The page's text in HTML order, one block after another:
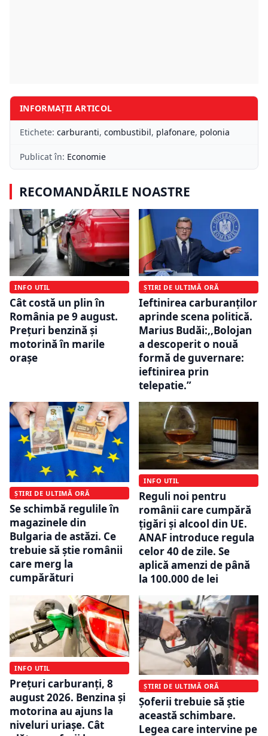
INFORMAȚII ARTICOL
Etichete: carburanti, combustibil, plafonare, polonia
Publicat în: Economie
RECOMANDĂRILE NOASTRE
INFO UTIL
Cât costă un plin în
România pe 9 august.
Prețuri benzină și
motorină în marile
orașe
ȘTIRI DE ULTIMĂ ORĂ
Ieftinirea carburanților
aprinde scena politică.
Marius Budăi:,,Bolojan
a descoperit o nouă
formă de guvernare:
ieftinirea prin
telepatie.”
ȘTIRI DE ULTIMĂ ORĂ
Se schimbă regulile în
magazinele din
Bulgaria de astăzi. Ce
trebuie să știe românii
care merg la
cumpărături
INFO UTIL
Reguli noi pentru
românii care cumpără
țigări și alcool din UE.
ANAF introduce regula
celor 40 de zile. Se
aplică amenzi de până
la 100.000 de lei
INFO UTIL
Prețuri carburanți, 8
august 2026. Benzina și
motorina au ajuns la
niveluri uriașe. Cât
ȘTIRI DE ULTIMĂ ORĂ
Șoferii trebuie să știe
această schimbare.
Legea care intervine pe